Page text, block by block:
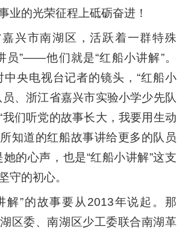
业的光荣征程上砥砺奋进！
兴市南湖区，活跃着一群特殊
员”——他们就是“红船小讲解”。
中央电视台记者的镜头，“红船小
员、浙江省嘉兴市实验小学少先队
我们听党的故事长大，我要用生动
知道的红船故事讲给更多的队员
她的心声，也是“红船小讲解”这支
守的初心。
解”的故事要从2013年说起。那
区委、南湖区少工委联合南湖革